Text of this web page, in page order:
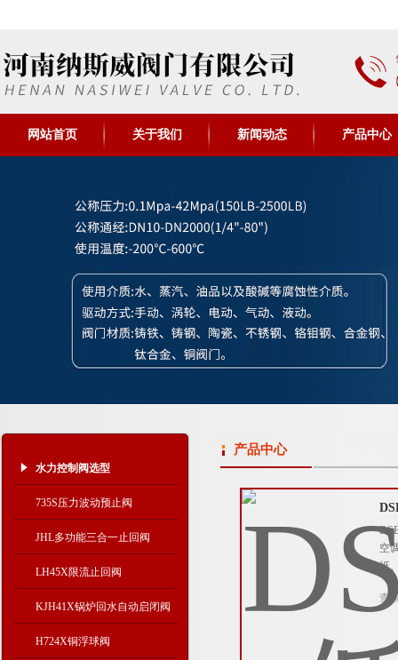
网站首页 关于我们 新闻动态 产品中心
水力控制阀选型
735S压力波动预止阀
JHL多功能三合一止回阀
LH45X限流止回阀
KJH41X锅炉回水自动启闭阀
H724X铜浮球阀
产品中心
空
纸
查